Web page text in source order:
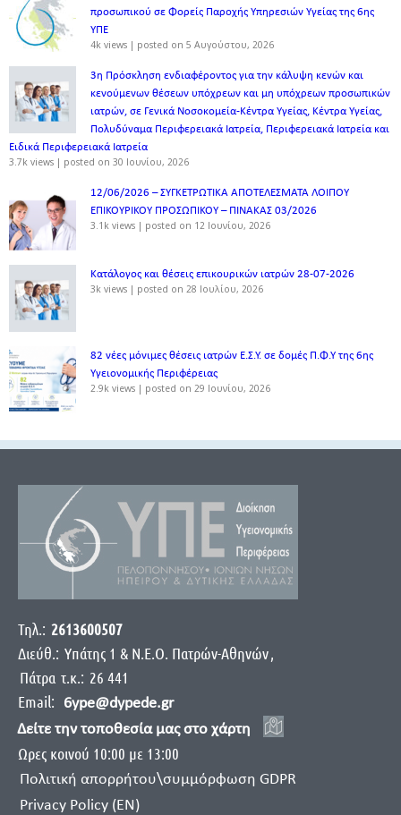
προσωπικού σε Φορείς Παροχής Υπηρεσιών Υγείας της 6ης
ΥΠΕ
4k views | posted on 5 Αυγούστου, 2026
3η Πρόσκληση ενδιαφέροντος για την κάλυψη κενών και
κενούμενων θέσεων υπόχρεων και μη υπόχρεων προσωπικών
ιατρών, σε Γενικά Νοσοκομεία-Κέντρα Υγείας, Κέντρα Υγείας,
Πολυδύναμα Περιφερειακά Ιατρεία, Περιφερειακά Ιατρεία και
Ειδικά Περιφερειακά Ιατρεία
3.7k views | posted on 30 Ιουνίου, 2026
12/06/2026 – ΣΥΓΚΕΤΡΩΤΙΚΑ ΑΠΟΤΕΛΕΣΜΑΤΑ ΛΟΙΠΟΥ
ΕΠΙΚΟΥΡΙΚΟΥ ΠΡΟΣΩΠΙΚΟΥ – ΠΙΝΑΚΑΣ 03/2026
3.1k views | posted on 12 Ιουνίου, 2026
Κατάλογος και θέσεις επικουρικών ιατρών 28-07-2026
3k views | posted on 28 Ιουλίου, 2026
82 νέες μόνιμες θέσεις ιατρών Ε.Σ.Υ. σε δομές Π.Φ.Υ της 6ης
Υγειονομικής Περιφέρειας
2.9k views | posted on 29 Ιουνίου, 2026
Τηλ.: 2613600507
Διεύθ.: Yπάτης 1 & Ν.Ε.Ο. Πατρών-Αθηνών,
Πάτρα τ.κ.: 26 441
Email:
6ype@dypede.gr
Δείτε την τοποθεσία μας στο χάρτη
Ωρες κοινού 10:00 με 13:00
Πολιτική απορρήτου\συμμόρφωση GDPR
Privacy Policy (EN)